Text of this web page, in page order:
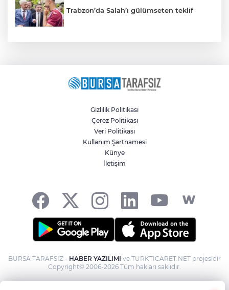
Trabzon’da Salah’ı gülümseten teklif
Gizlilik Politikası
Çerez Politikası
Veri Politikası
Kullanım Şartnamesi
Künye
İletişim
BURSA TARAFSIZ - HABER YAZILIMI ve TURKTICARET.NET projesidir
Copyright© 2006-2026 Tüm hakları saklıdır.